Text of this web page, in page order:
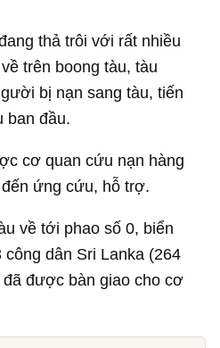
thả trôi với rất nhiều
trên boong tàu, tàu
bị nạn sang tàu, tiến
ban đầu.
cơ quan cứu nạn hàng
ứng cứu, hỗ trợ.
về tới phao số 0, biển
công dân Sri Lanka (264
được bàn giao cho cơ